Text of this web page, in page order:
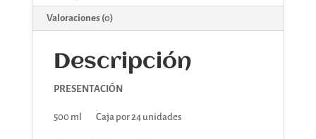
Valoraciones (0)
Descripción
PRESENTACIÓN
500 ml Caja por 24 unidades